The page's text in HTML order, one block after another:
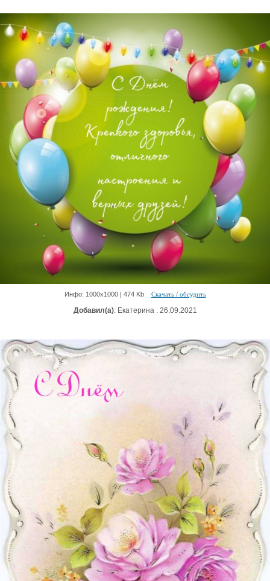
Инфо: 1000х1000 | 474 Kb Скачать / обсудить
Добавил(а): Екатерина . 26.09.2021